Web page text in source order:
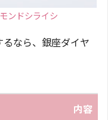
ンドシライシ
なら、銀座ダイヤ
内容